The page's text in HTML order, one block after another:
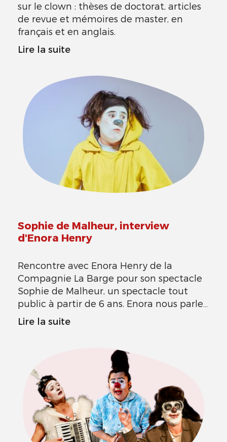
sur le clown : thèses de doctorat, articles
de revue et mémoires de master, en
français et en anglais.
Lire la suite
Sophie de Malheur, interview
d'Enora Henry
Rencontre avec Enora Henry de la
Compagnie La Barge pour son spectacle
Sophie de Malheur, un spectacle tout
public à partir de 6 ans. Enora nous parle
de son itinéraire et de la naissance de son
Lire la suite